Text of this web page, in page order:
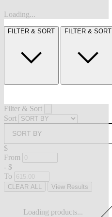
Loading...
FILTER & SORT FILTER & SORT
Filter & Sort
Sort
SORT BY
$
From
- $
To
CLEAR ALL View Results
Loading products...